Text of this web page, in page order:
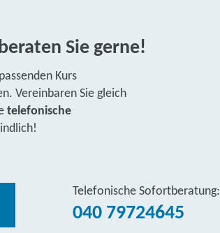
Sie gerne!
Kurs
Vereinbaren Sie gleich
telefonische
Telefonische Sofortberatung:
040 79724645